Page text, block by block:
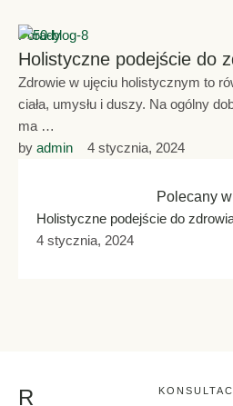
Porady
Holistyczne podejście do
Zdrowie w ujęciu holistycznym to
ciała, umysłu i duszy. Na ogólny
ma …
by admin 4 stycznia, 2024
Polecany
Holistyczne podejście do
4 stycznia, 2024
R